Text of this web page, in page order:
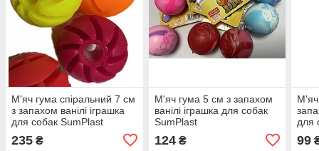
М'яч гума спіральний 7 см
з запахом ванілі іграшка
для собак SumPlast
235 ₴
М'яч гума 5 см з запахом
ванілі іграшка для собак
SumPlast
124₴
М'яч
для
99